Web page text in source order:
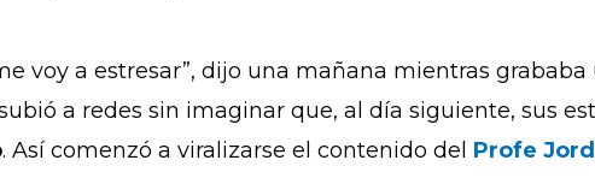
voy a estresar”, dijo una mañana mientras
a redes sin imaginar que, al día siguiente, sus
. Así comenzó a viralizarse el contenido del Profe